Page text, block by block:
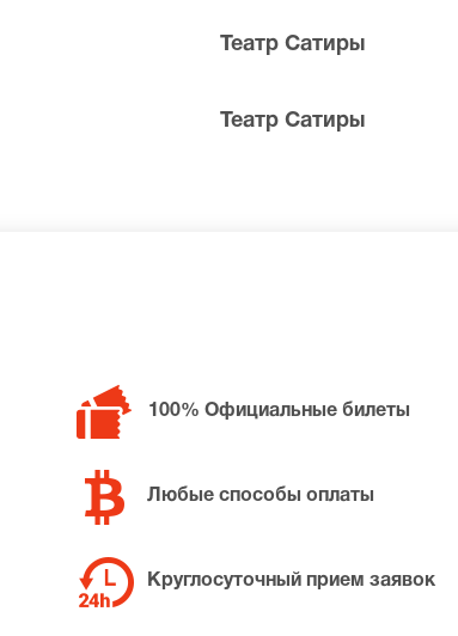
Театр Сатиры
Театр Сатиры
100% Официальные билеты
Любые способы оплаты
Круглосуточный прием заявок